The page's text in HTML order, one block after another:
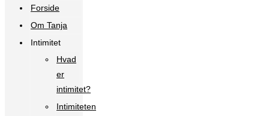
Forside
Om Tanja
Intimitet
Hvad
er
intimitet?
Intimiteten